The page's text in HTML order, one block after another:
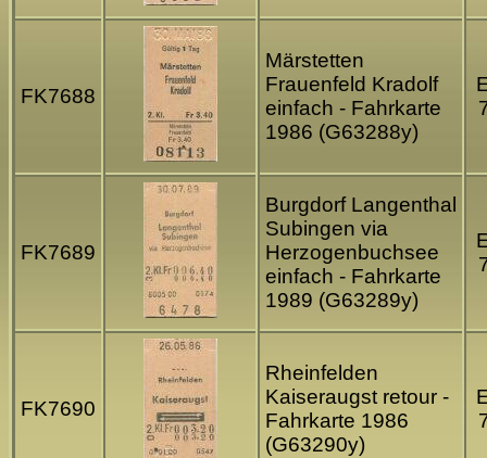
FK7688
Märstetten
Frauenfeld Kradolf
einfach - Fahrkarte
1986 (G63288y)
FK7689
Burgdorf Langenthal
Subingen via
Herzogenbuchsee
einfach - Fahrkarte
1989 (G63289y)
FK7690
Rheinfelden
Kaiseraugst retour -
Fahrkarte 1986
(G63290y)